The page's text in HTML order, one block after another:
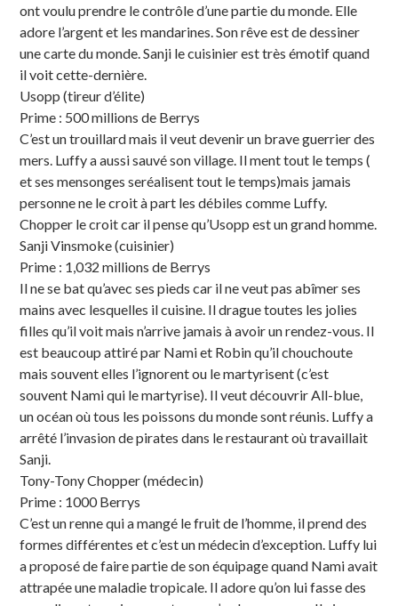
ont voulu prendre le contrôle d’une partie du monde. Elle
adore l’argent et les mandarines. Son rêve est de dessiner
une carte du monde. Sanji le cuisinier est très émotif quand
il voit cette-dernière.
Usopp (tireur d’élite)
Prime : 500 millions de Berrys
C’est un trouillard mais il veut devenir un brave guerrier des
mers. Luffy a aussi sauvé son village. Il ment tout le temps (
et ses mensonges seréalisent tout le temps)mais jamais
personne ne le croit à part les débiles comme Luffy.
Chopper le croit car il pense qu’Usopp est un grand homme.
Sanji Vinsmoke (cuisinier)
Prime : 1,032 millions de Berrys
Il ne se bat qu’avec ses pieds car il ne veut pas abîmer ses
mains avec lesquelles il cuisine. Il drague toutes les jolies
filles qu’il voit mais n’arrive jamais à avoir un rendez-vous. Il
est beaucoup attiré par Nami et Robin qu’il chouchoute
mais souvent elles l’ignorent ou le martyrisent (c’est
souvent Nami qui le martyrise). Il veut découvrir All-blue,
un océan où tous les poissons du monde sont réunis. Luffy a
arrêté l’invasion de pirates dans le restaurant où travaillait
Sanji.
Tony-Tony Chopper (médecin)
Prime : 1000 Berrys
C’est un renne qui a mangé le fruit de l’homme, il prend des
formes différentes et c’est un médecin d’exception. Luffy lui
a proposé de faire partie de son équipage quand Nami avait
attrapée une maladie tropicale. Il adore qu’on lui fasse des